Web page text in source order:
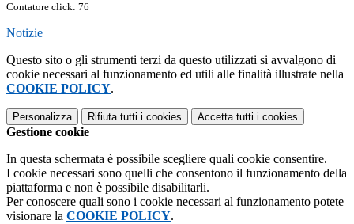
Contatore click: 76
Notizie
Questo sito o gli strumenti terzi da questo utilizzati si avvalgono di
cookie necessari al funzionamento ed utili alle finalità illustrate nella
COOKIE POLICY.
Personalizza Rifiuta tutti i cookies Accetta tutti i cookies
Gestione cookie
In questa schermata è possibile scegliere quali cookie consentire.
I cookie necessari sono quelli che consentono il funzionamento della
piattaforma e non è possibile disabilitarli.
Per conoscere quali sono i cookie necessari al funzionamento potete
visionare la COOKIE POLICY.